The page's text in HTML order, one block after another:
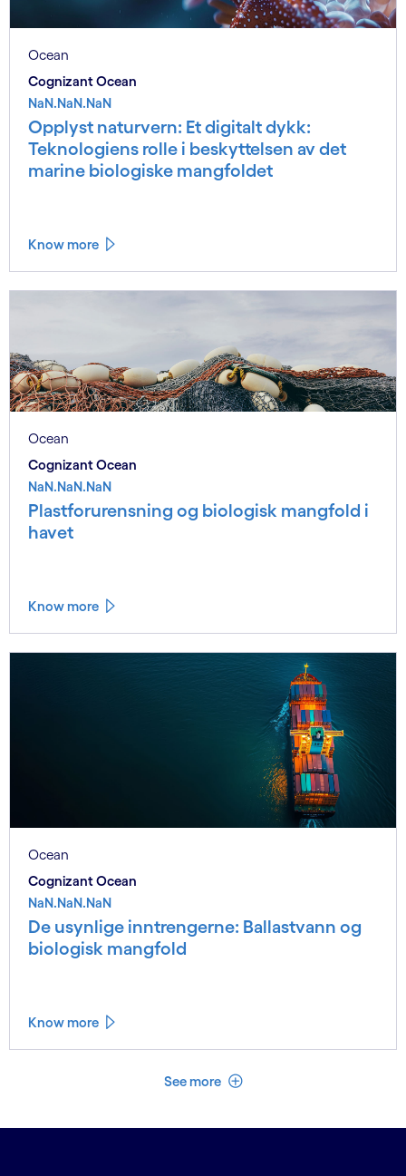
Ocean
Cognizant Ocean
NaN.NaN.NaN
Opplyst naturvern: Et digitalt dykk:
Teknologiens rolle i beskyttelsen av det
marine biologiske mangfoldet
Know more
Ocean
Cognizant Ocean
NaN.NaN.NaN
Plastforurensning og biologisk mangfold i
havet
Know more
Ocean
Cognizant Ocean
NaN.NaN.NaN
De usynlige inntrengerne: Ballastvann og
biologisk mangfold
Know more
See more See less